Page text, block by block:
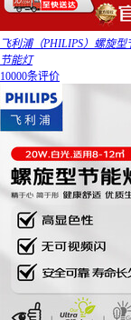
飞利浦（PHILIPS）螺旋
节能灯
10000条评价